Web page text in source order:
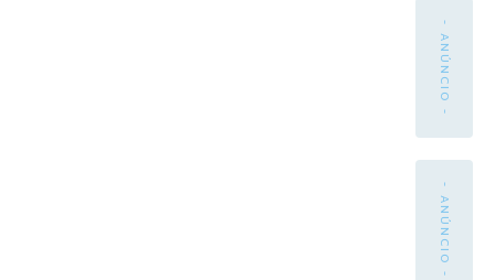
- ANÚNCIO -
- ANÚNCIO -